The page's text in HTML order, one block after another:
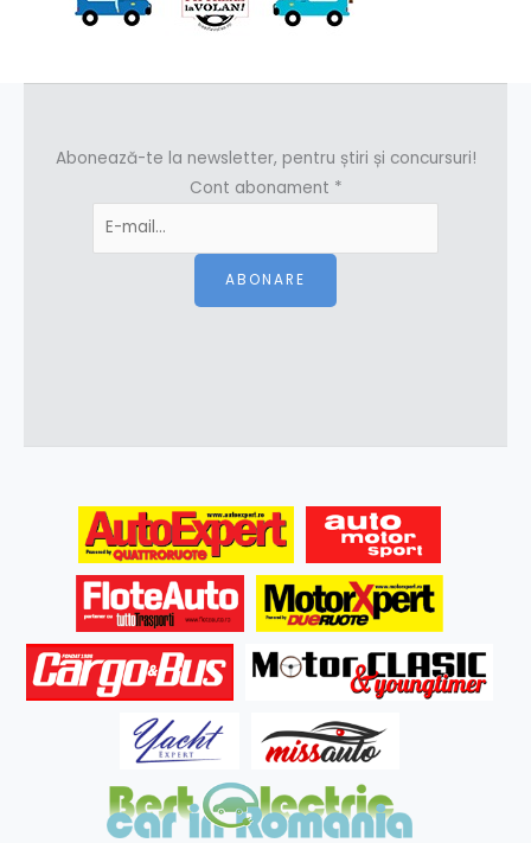
Abonează-te la newsletter, pentru știri și concursuri!
Cont abonament *
ABONARE